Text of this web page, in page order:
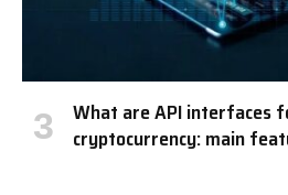
What are API interfaces
cryptocurrency: main